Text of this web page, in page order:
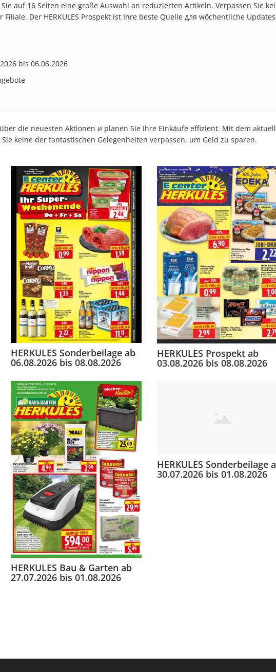
auf 16 Seiten eine große Auswahl an reduzierten Artikeln. Verpassen Sie
Der HERKULES Prospekt ist Ihre beste Quelle для wöchentliche
bis 06.06.2026
die neuesten Aktionen и planen Sie Ihre Einkäufe effizient. Mit dem
keine der fantastischen Gelegenheiten verpassen, um Geld zu sparen.
HERKULES Sonderbeilage ab
06.08.2026 bis 08.08.2026
HERKULES Prospekt ab
03.08.2026 bis 08.08.2026
HERKULES Bau & Garten ab
27.07.2026 bis 01.08.2026
HERKULES Sonderbeilage
30.07.2026 bis 01.08.2026